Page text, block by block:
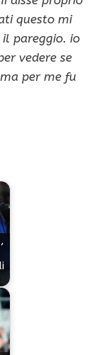
questo mi
il pareggio. io
vedere se
per me fu